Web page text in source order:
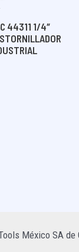
44311 1/4″
México SA de